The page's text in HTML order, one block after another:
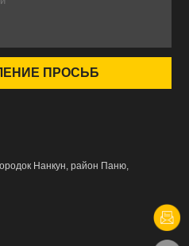
Нанкун, район Паню,